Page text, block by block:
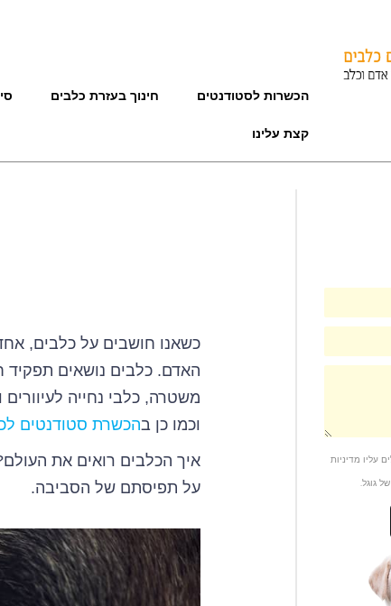
הכשרות לסטודנטים חינוך בעזרת כלבים
קצת עלינו
כשאנו חושבים על כלבים,
האדם. כלבים נושאים תפקיד
משטרה, כלבי נחייה
וכמו כן בהכשרת סטודנטים
איך הכלבים רואים את
על תפיסתם של הסביבה.
מדיניות
של גוגל.